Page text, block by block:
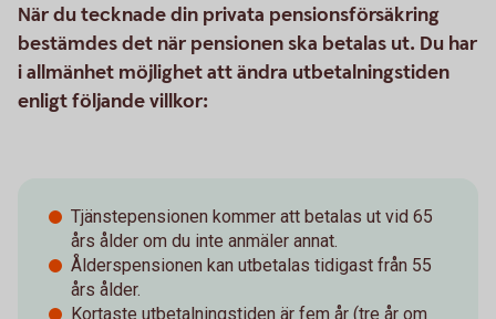
När du tecknade din privata pensionsförsäkring
bestämdes det när pensionen ska betalas ut. Du har
i allmänhet möjlighet att ändra utbetalningstiden
enligt följande villkor:
Tjänstepensionen kommer att betalas ut vid 65
års ålder om du inte anmäler annat.
Ålderspensionen kan utbetalas tidigast från 55
års ålder.
Kortaste utbetalningstiden är fem år (tre år om